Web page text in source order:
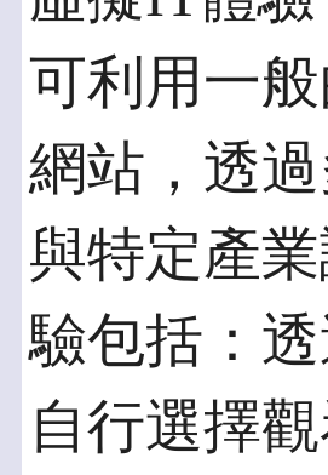
可利用一
網站，透
與特定產
驗包括：
自行選擇